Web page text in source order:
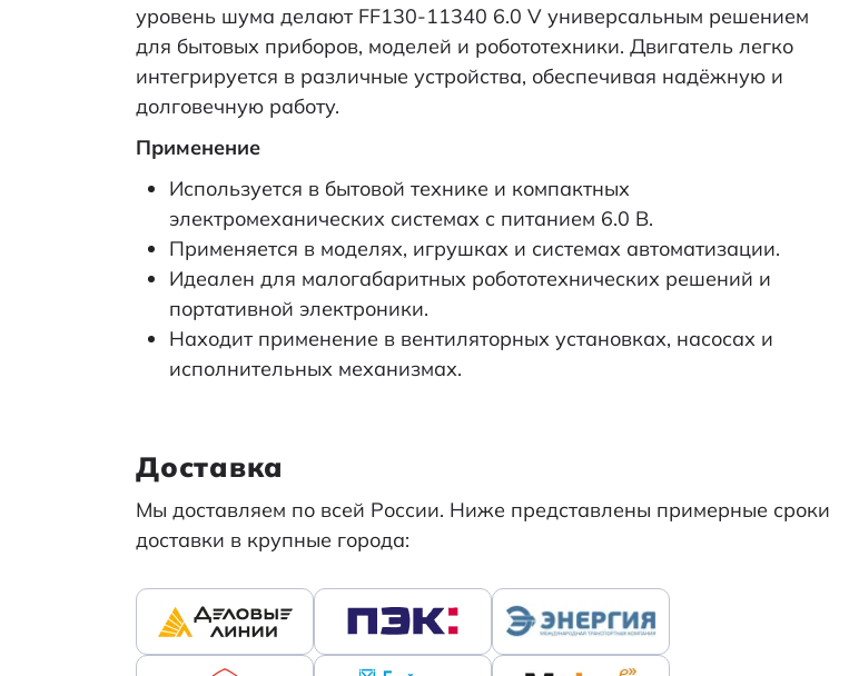
Скорость вращения, об./мин. 4800
Диапазон рабочего напряжения, В 3,0-12,0
Мощность, Вт
Дополнительно
момент остановки - 68 гc
см; ток остановки - 0,75 А
Диаметр (мм) вал - 2,0
Отклонение
Холостой ход
Под нагрузкой
8,5 гc см
Транспортная упаковка: размер/кол-во 42*28*23.5/1000
уровень шума делают FF130-11340 6.0 V универсальным решением
для бытовых приборов, моделей и робототехники. Двигатель легко
интегрируется в различные устройства, обеспечивая надёжную и
долговечную работу.
Применение
Используется в бытовой технике и компактных
электромеханических системах с питанием 6.0 В.
Применяется в моделях, игрушках и системах автоматизации.
Идеален для малогабаритных робототехнических решений и
портативной электроники.
Находит применение в вентиляторных установках, насосах и
исполнительных механизмах.
Доставка
Мы доставляем по всей России. Ниже представлены примерные сроки
доставки в крупные города: